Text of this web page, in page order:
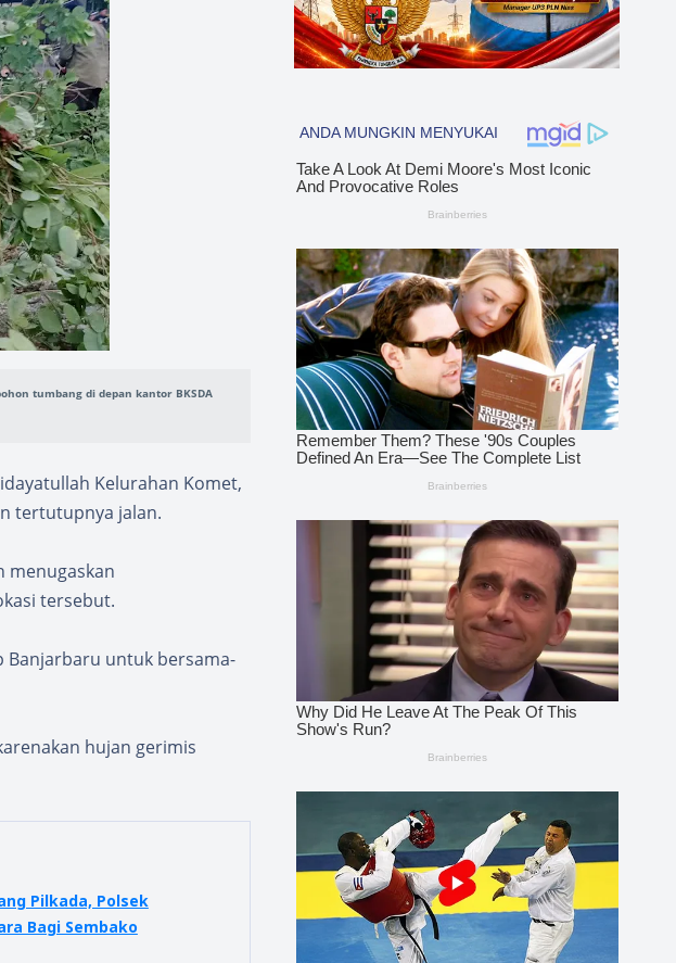
tumbang di depan kantor BKSDA
Kelurahan Komet,
tertutupnya jalan.
menugaskan
tersebut.
Banjarbaru untuk bersama-
hujan gerimis
Pilkada, Polsek
Bagi Sembako